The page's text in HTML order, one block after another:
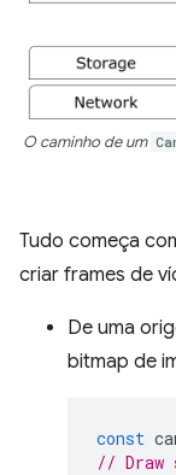
O caminho de um
Tudo começa
criar frames de
De uma
bitmap de
const
// Draw